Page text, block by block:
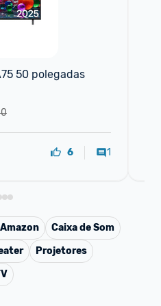
50 polegadas
6 1
Amazon
Caixa de Som
Projetores